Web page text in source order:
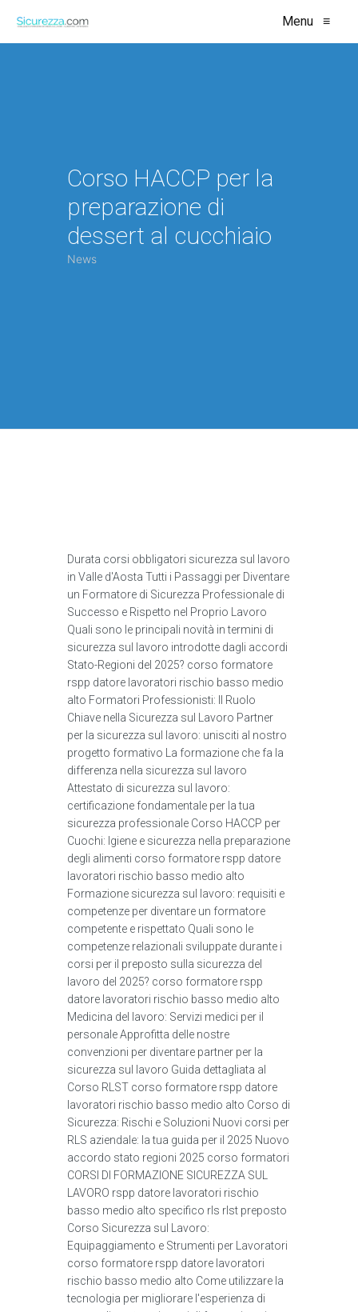
Menu ≡
Corso HACCP per la
preparazione di
dessert al cucchiaio
News
Durata corsi obbligatori sicurezza sul lavoro
in Valle d'Aosta Tutti i Passaggi per Diventare
un Formatore di Sicurezza Professionale di
Successo e Rispetto nel Proprio Lavoro
Quali sono le principali novità in termini di
sicurezza sul lavoro introdotte dagli accordi
Stato-Regioni del 2025? corso formatore
rspp datore lavoratori rischio basso medio
alto Formatori Professionisti: Il Ruolo
Chiave nella Sicurezza sul Lavoro Partner
per la sicurezza sul lavoro: unisciti al nostro
progetto formativo La formazione che fa la
differenza nella sicurezza sul lavoro
Attestato di sicurezza sul lavoro:
certificazione fondamentale per la tua
sicurezza professionale Corso HACCP per
Cuochi: Igiene e sicurezza nella preparazione
degli alimenti corso formatore rspp datore
lavoratori rischio basso medio alto
Formazione sicurezza sul lavoro: requisiti e
competenze per diventare un formatore
competente e rispettato Quali sono le
competenze relazionali sviluppate durante i
corsi per il preposto sulla sicurezza del
lavoro del 2025? corso formatore rspp
datore lavoratori rischio basso medio alto
Medicina del lavoro: Servizi medici per il
personale Approfitta delle nostre
convenzioni per diventare partner per la
sicurezza sul lavoro Guida dettagliata al
Corso RLST corso formatore rspp datore
lavoratori rischio basso medio alto Corso di
Sicurezza: Rischi e Soluzioni Nuovi corsi per
RLS aziendale: la tua guida per il 2025 Nuovo
accordo stato regioni 2025 corso formatori
CORSI DI FORMAZIONE SICUREZZA SUL
LAVORO rspp datore lavoratori rischio
basso medio alto specifico rls rlst preposto
Corso Sicurezza sul Lavoro:
Equipaggiamento e Strumenti per Lavoratori
corso formatore rspp datore lavoratori
rischio basso medio alto Come utilizzare la
tecnologia per migliorare l'esperienza di